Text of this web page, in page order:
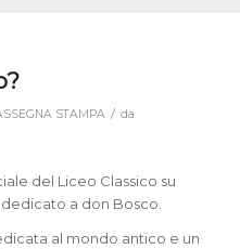
STAMPA / da
del Liceo Classico su
a don Bosco.
al mondo antico e un